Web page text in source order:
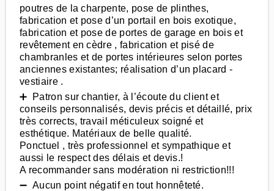
poutres de la charpente, pose de plinthes,
fabrication et pose d’un portail en bois exotique,
fabrication et pose de portes de garage en bois et
revêtement en cèdre , fabrication et pisé de
chambranles et de portes intérieures selon portes
anciennes existantes; réalisation d’un placard -
vestiaire .
➕ Patron sur chantier, à l’écoute du client et
conseils personnalisés, devis précis et détaillé, prix
très corrects, travail méticuleux soigné et
esthétique. Matériaux de belle qualité.
Ponctuel , très professionnel et sympathique et
aussi le respect des délais et devis.!
A recommander sans modération ni restriction!!!
➖ Aucun point négatif en tout honnêteté.